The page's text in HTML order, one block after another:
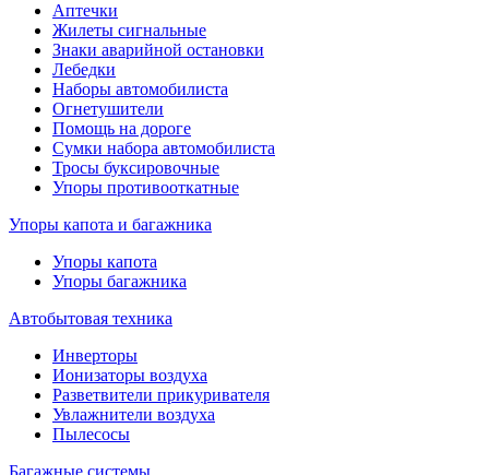
Аптечки
Жилеты сигнальные
Знаки аварийной остановки
Лебедки
Наборы автомобилиста
Огнетушители
Помощь на дороге
Сумки набора автомобилиста
Тросы буксировочные
Упоры противооткатные
Упоры капота и багажника
Упоры капота
Упоры багажника
Автобытовая техника
Инверторы
Ионизаторы воздуха
Разветвители прикуривателя
Увлажнители воздуха
Пылесосы
Багажные системы